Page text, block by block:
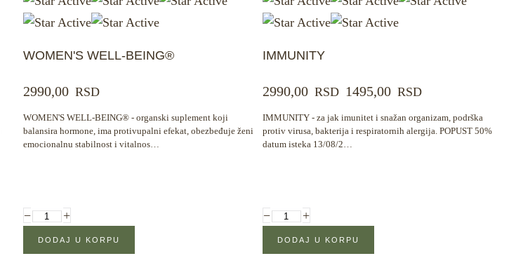
WOMEN'S WELL-BEING®
2990,00 RSD
WOMEN'S WELL-BEING® - organski suplement koji
balansira hormone, ima protivupalni efekat, obezbeđuje ženi
emocionalnu stabilnost i vitalnos…
− +
IMMUNITY
2990,00 RSD 1495,00 RSD
IMMUNITY - za jak imunitet i snažan organizam, podrška
protiv virusa, bakterija i respiratornih alergija. POPUST 50%
datum isteka 13/08/2…
− +